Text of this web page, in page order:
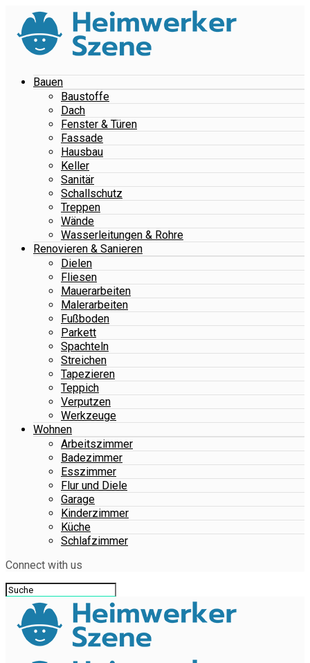
Bauen
Baustoffe
Dach
Fenster & Türen
Fassade
Hausbau
Keller
Sanitär
Schallschutz
Treppen
Wände
Wasserleitungen & Rohre
Renovieren & Sanieren
Dielen
Fliesen
Mauerarbeiten
Malerarbeiten
Fußboden
Parkett
Spachteln
Streichen
Tapezieren
Teppich
Verputzen
Werkzeuge
Wohnen
Arbeitszimmer
Badezimmer
Esszimmer
Flur und Diele
Garage
Kinderzimmer
Küche
Schlafzimmer
Connect with us